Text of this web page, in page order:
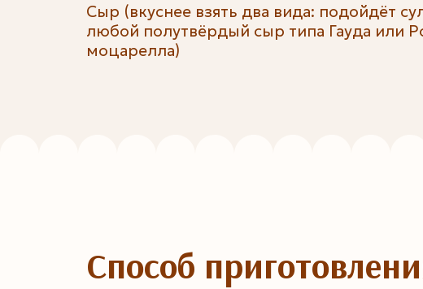
Сыр (вкуснее взять два вида: подойдёт
любой полутвёрдый сыр типа Гауда или
моцарелла)
Способ